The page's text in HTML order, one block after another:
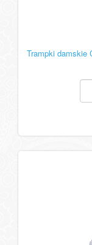
Trampki damskie